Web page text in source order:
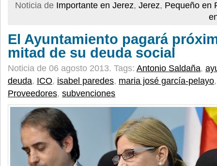
Noticia de Importante en Jerez, Jerez, Pequeño en
El Ayuntamiento pagará
mitad de su deuda social
Noticia de 06 agosto 2013. Tags: Antonio Saldaña,
deuda, ICO, isabel paredes, maria josé garcía-pelayo
Proveedores, subvenciones